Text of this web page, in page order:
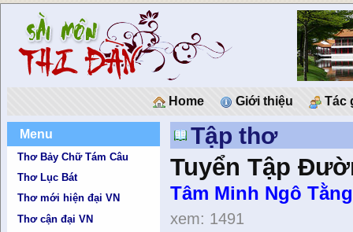
Home Giới thiệu Tác
Menu
Thơ Bảy Chữ Tám Câu
Thơ Lục Bát
Thơ mới hiện đại VN
Thơ cận đại VN
Tập thơ
Tuyển Tập
Tâm Minh Ngô
xem: 1491